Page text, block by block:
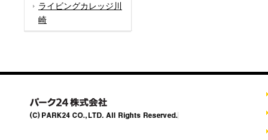
ライビングカレッジ川
崎